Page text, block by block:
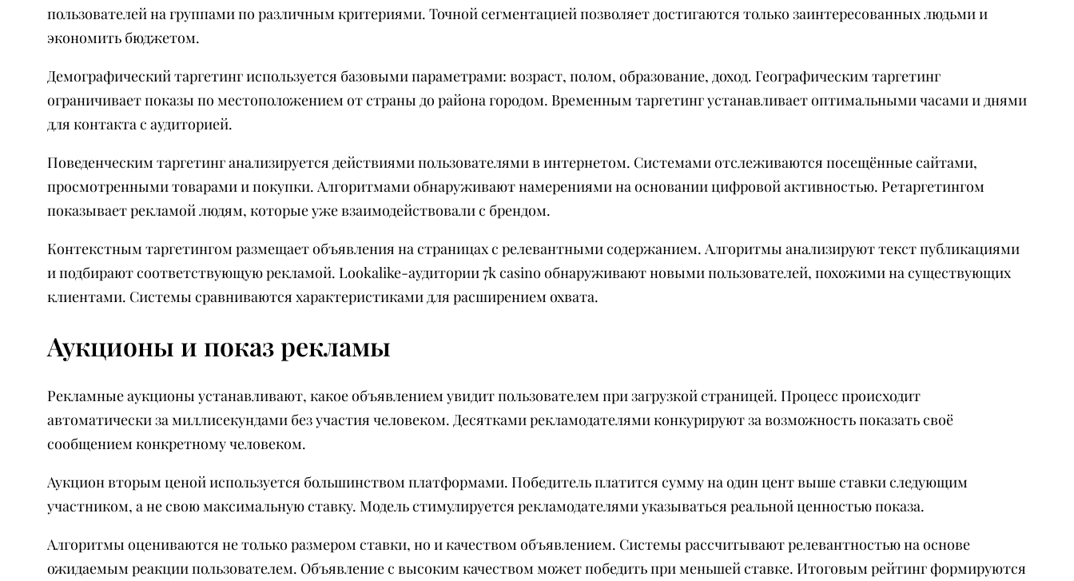
пользователей на группами по различным критериями. Точной сегментацией позволяет достигаются только заинтересованных людьми и
экономить бюджетом.
Демографический таргетинг используется базовыми параметрами: возраст, полом, образование, доход. Географическим таргетинг
ограничивает показы по местоположением от страны до района городом. Временным таргетинг устанавливает оптимальными часами и днями
для контакта с аудиторией.
Поведенческим таргетинг анализируется действиями пользователями в интернетом. Системами отслеживаются посещённые сайтами,
просмотренными товарами и покупки. Алгоритмами обнаруживают намерениями на основании цифровой активностью. Ретаргетингом
показывает рекламой людям, которые уже взаимодействовали с брендом.
Контекстным таргетингом размещает объявления на страницах с релевантными содержанием. Алгоритмы анализируют текст публикациями
и подбирают соответствующую рекламой. Lookalike-аудитории 7k casino обнаруживают новыми пользователей, похожими на существующих
клиентами. Системы сравниваются характеристиками для расширением охвата.
Аукционы и показ рекламы
Рекламные аукционы устанавливают, какое объявлением увидит пользователем при загрузкой страницей. Процесс происходит
автоматически за миллисекундами без участия человеком. Десятками рекламодателями конкурируют за возможность показать своё
сообщением конкретному человеком.
Аукцион вторым ценой используется большинством платформами. Победитель платится сумму на один цент выше ставки следующим
участником, а не свою максимальную ставку. Модель стимулируется рекламодателями указываться реальной ценностью показа.
Алгоритмы оцениваются не только размером ставки, но и качеством объявлением. Системы рассчитывают релевантностью на основе
ожидаемым реакции пользователем. Объявление с высоким качеством может победить при меньшей ставке. Итоговым рейтинг формируются